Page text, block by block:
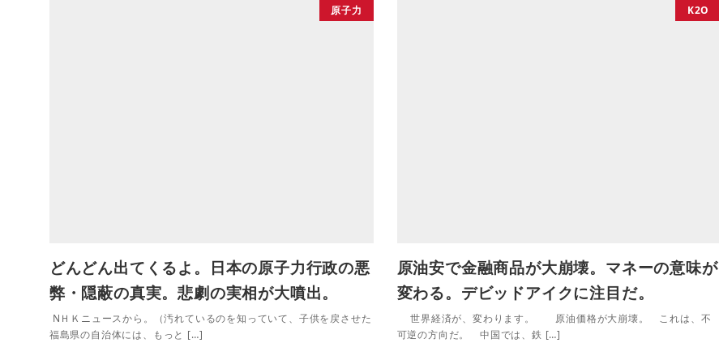
原子力
どんどん出てくるよ。日本の原子力行政の悪
弊・隠蔽の真実。悲劇の実相が大噴出。
NＨＫニュースから。（汚れているのを知っていて、子供を戻させた
福島県の自治体には、もっと […]
K2O
原油安で金融商品が大崩壊。マネーの意味が
変わる。デビッドアイクに注目だ。
世界経済が、変わります。 原油価格が大崩壊。 これは、不
可逆の方向だ。 中国では、鉄 […]